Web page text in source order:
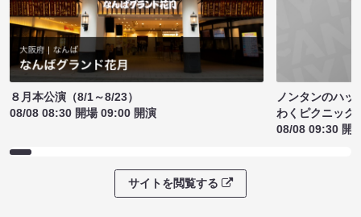
８月本公演（8/1～8/23）
08/08 08:30 開場 09:00 開演
ノンタンのハッ
わくピクニック
08/08 09:30 開
サイトを閲覧する